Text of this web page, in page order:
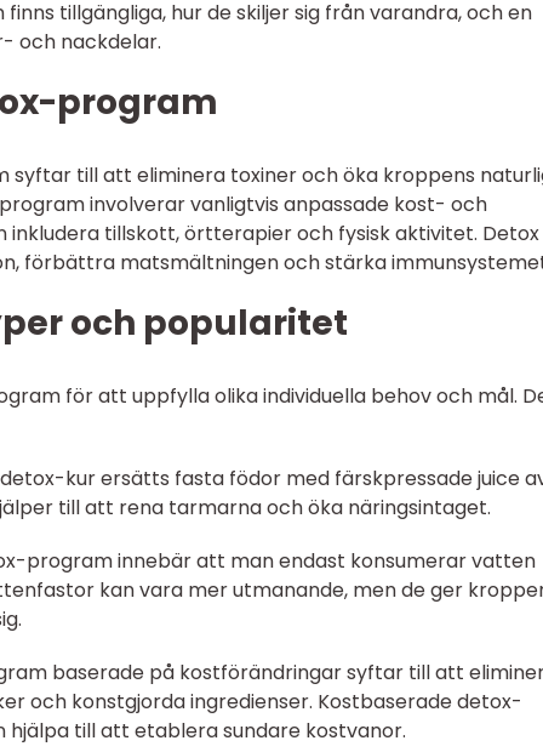
tillgängliga, hur de skiljer sig från varandra, och en
och nackdelar.
program
till att eliminera toxiner och öka kroppens
involverar vanligtvis anpassade kost- och
inkludera tillskott, örtterapier och fysisk aktivitet. Detox
förbättra matsmältningen och stärka
och popularitet
för att uppfylla olika individuella behov och mål.
kur ersätts fasta födor med färskpressade juice
till att rena tarmarna och öka näringsintaget.
program innebär att man endast konsumerar vatten
kan vara mer utmanande, men de ger
baserade på kostförändringar syftar till att
och konstgjorda ingredienser. Kostbaserade detox-
till att etablera sundare kostvanor.